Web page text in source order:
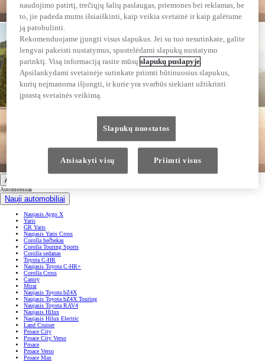
Automobiliai
Automobiliai
Nauji automobiliai
Naujasis Aygo X
Yaris
GR Yaris
Naujasis Yaris Cross
Corolla hečbekas
Corolla Touring Sports
Corolla sedanas
Toyota C-HR
Naujasis Toyota C-HR+
Corolla Cross
Camry
Mirai
Naujasis Toyota bZ4X
Naujasis Toyota bZ4X Touring
Naujasis Toyota RAV4
Naujasis Hilux
Naujasis Hilux Electric
Land Cruiser
Proace City
Proace City Verso
Proace
Proace Verso
Proace Max
naudojimo patirtį, trečiųjų šalių paslaugas, priemones bei reklamas, be
to, jie padeda mums išsiaiškinti, kaip veikia svetainė ir kaip galėtume
ją patobulinti.
Rekomenduojame įjungti visus slapukus. Jei su tuo nesutinkate, galite
lengvai pakeisti nustatymus, spustelėdami slapukų nustatymo
parinktį. Visą informaciją rasite mūsųslapukų puslapyje.
Apsilankydami svetainėje sutinkate priimti būtinuosius slapukus,
kurių neįmanoma išjungti, ir kurie yra svarbūs siekiant užtikrinti
įprastą svetainės veikimą.
Slapukų nuostatos
Atsisakyti visų Priimti visus